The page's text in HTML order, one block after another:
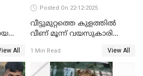
All
Posted On 22-12-2025
വീട്ടുമുറ്റത്തെ കുളത്തിൽ
വീണ് മൂന്ന് വയസുകാരി
1 Min Read View All